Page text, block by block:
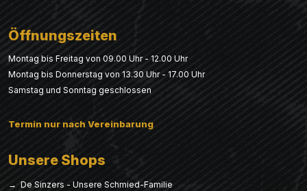
Öffnungszeiten
Montag bis Freitag von 09.00 Uhr - 12.00 Uhr
Montag bis Donnerstag von 13.30 Uhr - 17.00 Uhr
Samstag und Sonntag geschlossen
Termin nur nach Vereinbarung
Unsere Shops
→ De Sinzers - Unsere Schmied-Familie